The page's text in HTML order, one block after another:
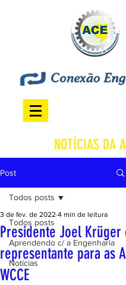
NOTÍCIAS DA
Post
Todos posts
Aprendendo c/ a Engenharia
Notícias
Todos posts
Presidente Joel
representante para as
WCCE
3 de fev. de 2022 4 min de leitura